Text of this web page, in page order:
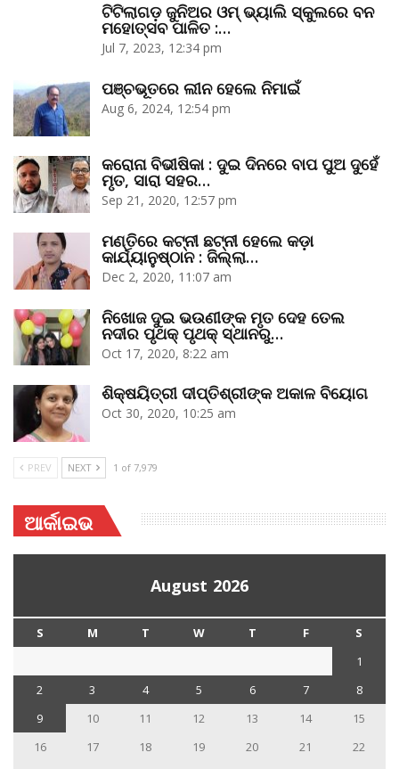
ଟିଟିଲାଗଡ଼ ଜୁନିଅର ଓମ୍‌ ଭ୍ୟାଲି ସ୍କୁଲରେ ବନ
ମହୋତ୍ସବ ପାଳିତ :…
Jul 7, 2023, 12:34 pm
ପଞ୍ଚଭୂତରେ ଲୀନ ହେଲେ ନିମାଇଁ
Aug 6, 2024, 12:54 pm
କରୋନା ବିଭୀଷିକା : ଦୁଇ ଦିନରେ ବାପ ପୁଅ ଦୁହେଁ
ମୃତ, ସାରା ସହର…
Sep 21, 2020, 12:57 pm
ମଣ୍ତିରେ କଟ୍‌ନୀ ଛଟ୍‌ନୀ ହେଲେ କଡ଼ା
କାର୍ଯ୍ୟାନୁଷ୍ଠାନ : ଜିଲ୍ଲା…
Dec 2, 2020, 11:07 am
ନିଖୋଜ ଦୁଇ ଭଉଣୀଙ୍କ ମୃତ ଦେହ ତେଲ
ନଦୀର ପୃଥକ୍‌ ପୃଥକ୍‌ ସ୍ଥାନରୁ…
Oct 17, 2020, 8:22 am
ଶିକ୍ଷୟିତ୍ରୀ ଦୀପ୍ତିଶ୍ରୀଙ୍କ ଅକାଳ ବିୟୋଗ
Oct 30, 2020, 10:25 am
PREV NEXT 1 of 7,979
ଆର୍କାଇଭ
August 2026
S M T W T F
S
1
2
3 4 5 6 7
8
9
10 11 12 13 14
15
16
17 18 19 20 21
22